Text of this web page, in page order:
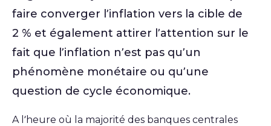
faire converger l’inflation vers la cible de
2 % et également attirer l’attention sur le
fait que l’inflation n’est pas qu’un
phénomène monétaire ou qu’une
question de cycle économique.
A l’heure où la majorité des banques centrales